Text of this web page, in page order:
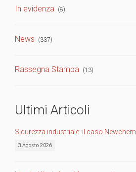
In evidenza (8)
News (337)
Rassegna Stampa (13)
Ultimi Articoli
Sicurezza industriale: il caso Newchem
3 Agosto 2026